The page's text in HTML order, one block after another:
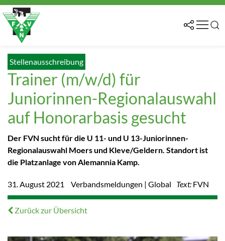
Stellenausschreibung
Trainer (m/w/d) für
Juniorinnen-Regionalauswahl
auf Honorarbasis gesucht
Der FVN sucht für die U 11- und U 13-Juniorinnen-
Regionalauswahl Moers und Kleve/Geldern. Standort ist
die Platzanlage von Alemannia Kamp.
31. August 2021 Verbandsmeldungen | Global Text: FVN
Zurück zur Übersicht